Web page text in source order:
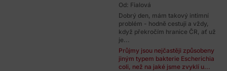
Od: Fialová
Dobrý den, mám takový intimní
problém - hodně cestuji a vždy,
když překročím hranice ČR, ať už
je...
Průjmy jsou nejčastěji způsobeny
jiným typem bakterie Escherichia
coli, než na jaké jsme zvyklí u...